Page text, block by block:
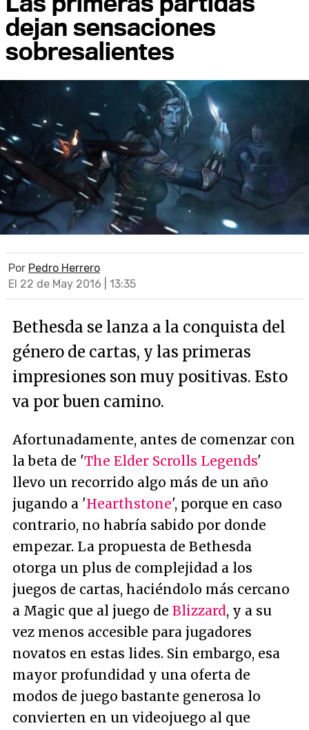
dejan sensaciones
sobresalientes
Por Pedro Herrero
El 22 de May 2016 | 13:35
Bethesda se lanza a la conquista del
género de cartas, y las primeras
impresiones son muy positivas. Esto
va por buen camino.
Afortunadamente, antes de comenzar con
la beta de 'The Elder Scrolls Legends'
llevo un recorrido algo más de un año
jugando a 'Hearthstone', porque en caso
contrario, no habría sabido por donde
empezar. La propuesta de Bethesda
otorga un plus de complejidad a los
juegos de cartas, haciéndolo más cercano
a Magic que al juego de Blizzard, y a su
vez menos accesible para jugadores
novatos en estas lides. Sin embargo, esa
mayor profundidad y una oferta de
modos de juego bastante generosa lo
convierten en un videojuego al que